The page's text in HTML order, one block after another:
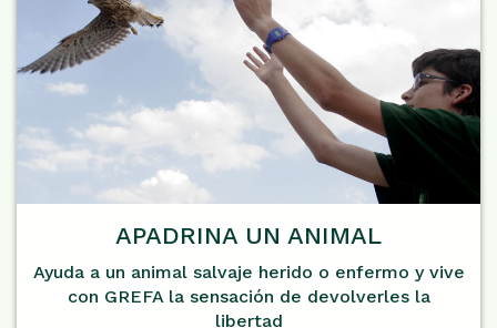
APADRINA UN ANIMAL
Ayuda a un animal salvaje herido o enfermo y vive
con GREFA la sensación de devolverles la
libertad